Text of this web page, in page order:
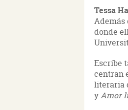
Tessa
Además
donde
Escribe
centran
literaria
yAmor